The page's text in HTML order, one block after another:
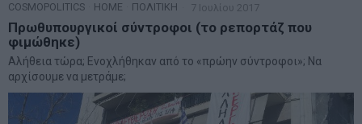
COSMOPOLITICS HOME ΠΟΛΙΤΙΚΗ 7 Ιουλίου 2017
Πρωθυπουργικοί σύντροφοι (το ρεπορτάζ που
φιμώθηκε)
Αλήθεια τώρα; Ενοχλήθηκαν από το «πρώην σύντροφοι»; Να
αρχίσουμε να μετράμε;